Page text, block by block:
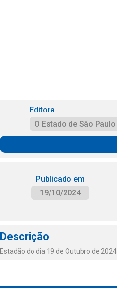
Editora
O Estado de São Paulo
Publicado em
19/10/2024
Descrição
Estadão do dia 19 de Outubro de 2024